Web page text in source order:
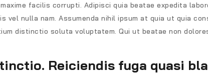
facilis corrupti. Adipisci quia beatae expedita
vel nulla nam. Assumenda nihil ipsum at quia ut quia
distinctio soluta voluptatem. Qui ut beatae non
Reiciendis fuga quasi